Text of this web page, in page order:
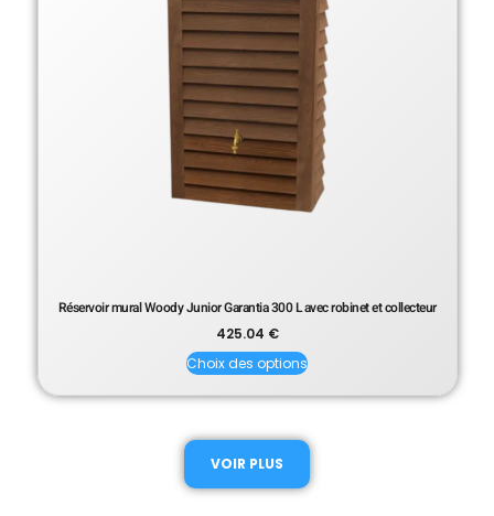
Réservoir mural Woody Junior Garantia 300 L avec robinet et collecteur
425.04 €
Choix des options
VOIR PLUS